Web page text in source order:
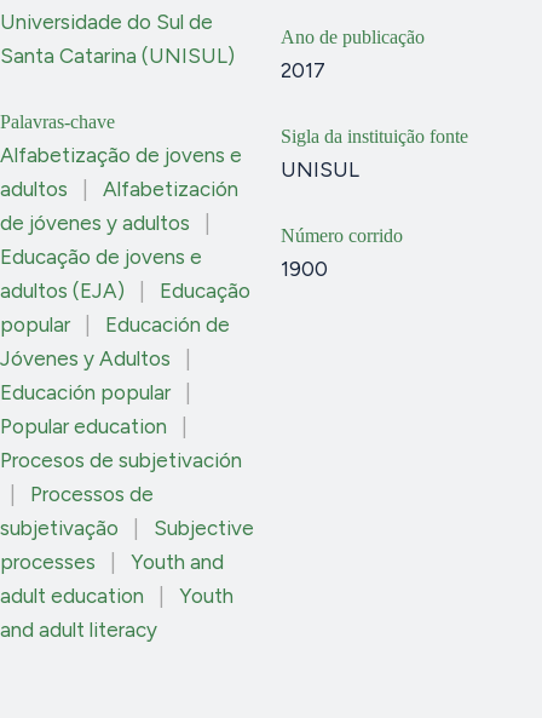
Universidade do Sul de
Santa Catarina (UNISUL)
Palavras-chave
Alfabetização de jovens e
adultos
Alfabetización
de jóvenes y adultos
Educação de jovens e
adultos (EJA)
Educação
popular
Educación de
Jóvenes y Adultos
Educación popular
Popular education
Procesos de subjetivación
Processos de
subjetivação
Subjective
processes
Youth and
adult education
Youth
and adult literacy
Ano de publicação
2017
Sigla da instituição fonte
UNISUL
Número corrido
1900